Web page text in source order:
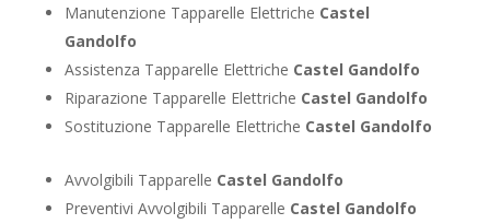
Manutenzione Tapparelle Elettriche Castel
Gandolfo
Assistenza Tapparelle Elettriche Castel Gandolfo
Riparazione Tapparelle Elettriche Castel Gandolfo
Sostituzione Tapparelle Elettriche Castel Gandolfo
Avvolgibili Tapparelle Castel Gandolfo
Preventivi Avvolgibili Tapparelle Castel Gandolfo